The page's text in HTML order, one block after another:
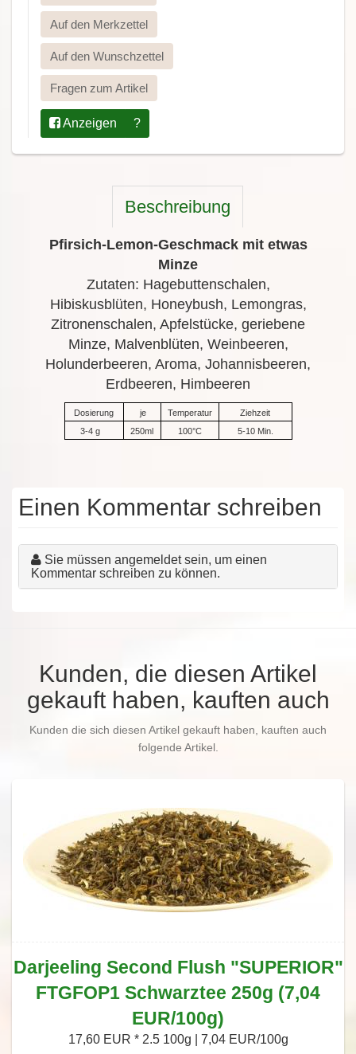
Auf den Merkzettel
Auf den Wunschzettel
Fragen zum Artikel
Anzeigen ?
Beschreibung
Pfirsich-Lemon-Geschmack mit etwas
Minze
Zutaten: Hagebuttenschalen,
Hibiskusblüten, Honeybush, Lemongras,
Zitronenschalen, Apfelstücke, geriebene
Minze, Malvenblüten, Weinbeeren,
Holunderbeeren, Aroma, Johannisbeeren,
Erdbeeren, Himbeeren
Dosierung je Temperatur
Ziehzeit
3-4 g
250ml 100°C 5-10 Min.
Einen Kommentar schreiben
Sie müssen angemeldet sein, um einen
Kommentar schreiben zu können.
Kunden, die diesen Artikel
gekauft haben, kauften auch
Kunden die sich diesen Artikel gekauft haben, kauften auch
folgende Artikel.
Darjeeling Second Flush "SUPERIOR"
FTGFOP1 Schwarztee 250g (7,04
EUR/100g)
17,60 EUR * 2.5 100g | 7,04 EUR/100g